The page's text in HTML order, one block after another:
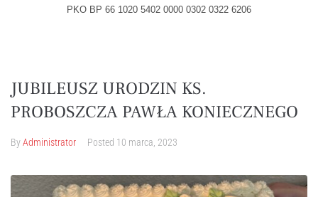
PKO BP 66 1020 5402 0000 0302 0322 6206
JUBILEUSZ URODZIN KS.
PROBOSZCZA PAWŁA KONIECZNEGO
ByAdministrator Posted 10 marca, 2023